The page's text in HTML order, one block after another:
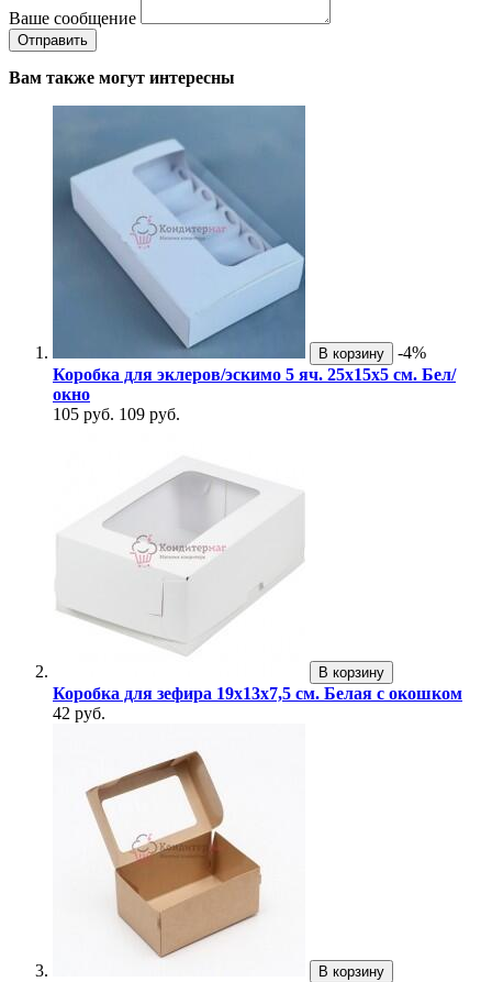
Ваше сообщение
Вам также могут интересны
В корзину
-4%
Коробка для эклеров/эскимо 5 яч. 25х15х5 см. Бел/
окно
105 руб. 109 руб.
В корзину
Коробка для зефира 19х13х7,5 см. Белая с окошком
42 руб.
В корзину